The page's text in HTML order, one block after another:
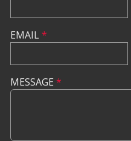
EMAIL*
MESSAGE *